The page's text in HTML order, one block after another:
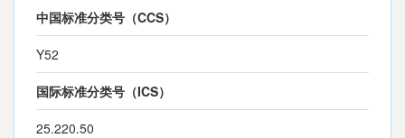
中国标准分类号（CCS）
Y52
国际标准分类号（ICS）
25.220.50